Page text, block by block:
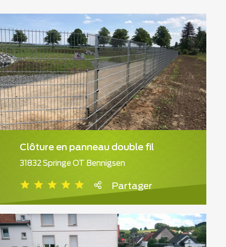
Clôture en panneau double fil
31832 Springe OT Bennigsen
Partager